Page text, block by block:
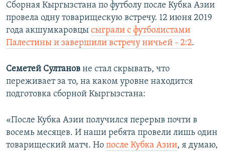
Сборная Кыргызстана по футболу после Кубка Азии
провела одну товарищескую встречу. 12 июня 2019
года акшумкаровцы сыграли с футболистами
Палестины и завершили встречу ничьей - 2:2.
Семетей Султанов не стал скрывать, что
переживает за то, на каком уровне находится
подготовка сборной Кыргызстана:
«После Кубка Азии получился перерыв почти в
восемь месяцев. И наши ребята провели лишь один
товарищеский матч. Но после Кубка Азии, я думаю,